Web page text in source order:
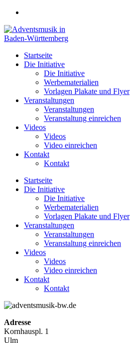
Zum
springen
Startseite
Die Initiative
Die Initiative
Werbematerialien
Vorlagen Plakate und Flyer
Veranstaltungen
Veranstaltungen
Veranstaltung einreichen
Videos
Videos
Video einreichen
Kontakt
Kontakt
Startseite
Die Initiative
Die Initiative
Werbematerialien
Vorlagen Plakate und Flyer
Veranstaltungen
Veranstaltungen
Veranstaltung einreichen
Videos
Videos
Video einreichen
Kontakt
Kontakt
Adresse
Kornhauspl. 1
Ulm